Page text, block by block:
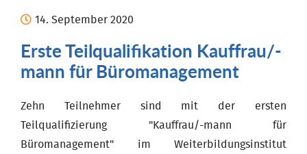
14. September 2020
Erste Teilqualifikation Kauffrau/-
mann für Büromanagement
Zehn Teilnehmer sind mit der ersten
Teilqualifizierung "Kauffrau/-mann für
Büromanagement" im Weiterbildungsinstitut